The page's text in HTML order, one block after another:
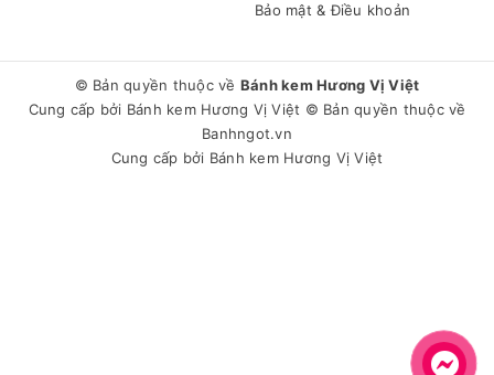
Bảo mật & Điều khoản
© Bản quyền thuộc về Bánh kem Hương Vị Việt
Cung cấp bởi Bánh kem Hương Vị Việt © Bản quyền thuộc về
Banhngot.vn
Cung cấp bởi Bánh kem Hương Vị Việt